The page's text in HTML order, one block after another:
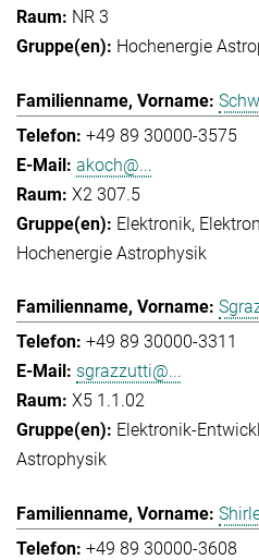
NR 3
Hochenergie
+49 89 30000-3575
akoch@...
X2 307.5
Elektronik
Hochenergie Astrophysik
+49 89 30000-3311
sgrazzutti@...
X5 1.1.02
Elektronik-
Astrophysik
+49 89 30000-3608